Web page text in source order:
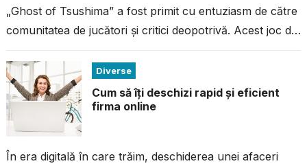
„Ghost of Tsushima” a fost primit cu entuziasm de către
comunitatea de jucători și critici deopotrivă. Acest joc de
Diverse
Cum să îți deschizi rapid și eficient
firma online
În era digitală în care trăim, deschiderea unei afaceri